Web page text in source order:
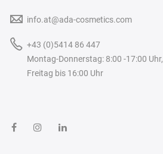
info.at@ada-cosmetics.com
+43 (0)5414 86 447
Montag-Donnerstag: 8:00 -17:00 Uhr,
Freitag bis 16:00 Uhr